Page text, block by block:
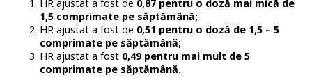
HR ajustat a fost de 0,87 pentru o doză mai mică de
1,5 comprimate pe săptămână;
HR ajustat a fost de 0,51 pentru o doză de 1,5 – 5
comprimate pe săptămână;
HR ajustat a fost0,49 pentru mai mult de 5
comprimate pe săptămână.